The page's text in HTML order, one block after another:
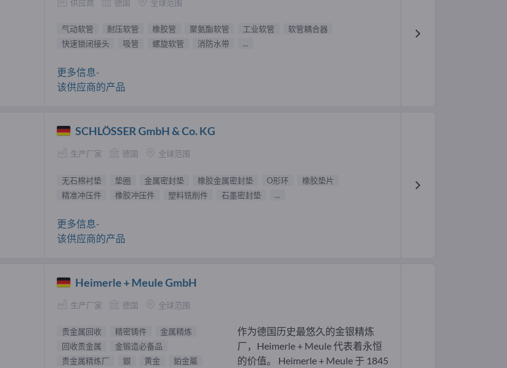
供应商 德国 全球范围
气动软管 耐压软管 橡胶管 聚氨酯软管 工业软管
软管耦合器
快速锁闭接头
吸管 螺旋软管 消防水带 ...
更多信息-
该供应商的产品
SCHLÖSSER GmbH & Co. KG
生产厂家 德国 全球范围
无石棉衬垫 垫圈 金属密封垫 橡胶金属密封垫 O形环
橡胶垫片
精准冲压件
橡胶冲压件 塑料铣削件 石墨密封垫 ...
更多信息-
该供应商的产品
Heimerle + Meule GmbH
生产厂家 德国 全球范围
贵金属回收 精密铸件
金属精炼
回收贵金属
金锻造必备品
贵金属精炼厂
銀 黄金
鉑金屬
作为德国历史最悠久的金银精炼
厂，Heimerle + Meule 代表着永恒
的价值。 Heimerle + Meule 于 1845